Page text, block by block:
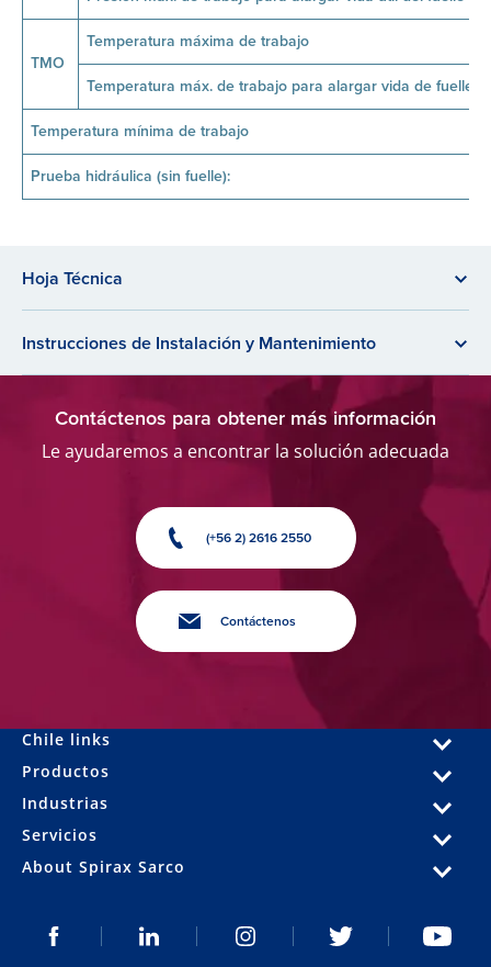
TMO
Temperatura máxima de trabajo
Temperatura máx. de trabajo para alargar vida de fuelle
Temperatura mínima de trabajo
Prueba hidráulica (sin fuelle):
Hoja Técnica
Instrucciones de Instalación y Mantenimiento
Contáctenos para obtener más información
Le ayudaremos a encontrar la solución adecuada
(+56 2) 2616 2550
Contáctenos
Chile links
Productos
Industrias
Servicios
About Spirax Sarco